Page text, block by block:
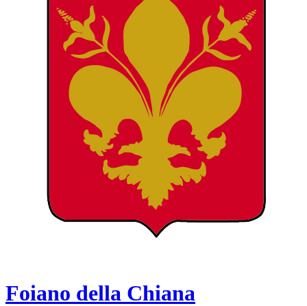
Foiano della Chiana